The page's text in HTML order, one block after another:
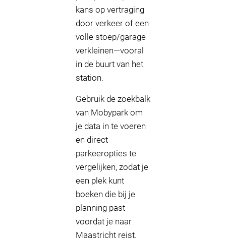
kans op vertraging
door verkeer of een
volle stoep/garage
verkleinen—vooral
in de buurt van het
station.
Gebruik de zoekbalk
van Mobypark om
je data in te voeren
en direct
parkeeropties te
vergelijken, zodat je
een plek kunt
boeken die bij je
planning past
voordat je naar
Maastricht reist.